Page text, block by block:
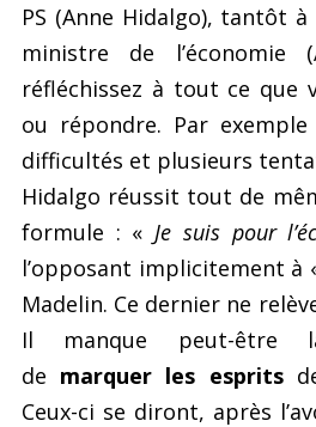
PS (Anne Hidalgo), tantôt à
ministre de l’économie
réfléchissez à tout ce que
ou répondre. Par
difficultés et plusieurs
Hidalgo réussit tout de
formule : « Je suis pour
l’opposant implicitement à
Madelin. Ce dernier ne
Il manque peut-être
de marquer les esprits
Ceux-ci se diront, après